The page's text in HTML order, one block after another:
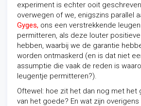
experiment is echter ooit
overwegen of we, enigszins parallel
Gyges, ons een verstrekkende
permitteren, als deze louter
hebben, waarbij we de garantie
worden ontmaskerd (en is dat niet
assumptie die vaak de reden is
leugentje permitteren?).
Oftewel: hoe zit het dan nog met het
van het goede? En wat zijn